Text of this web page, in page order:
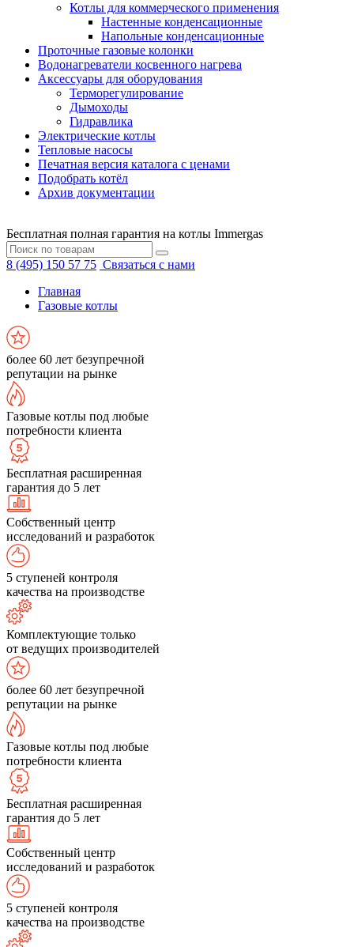
Котлы для коммерческого применения
Настенные конденсационные
Напольные конденсационные
Проточные газовые колонки
Водонагреватели косвенного нагрева
Аксессуары для оборудования
Терморегулирование
Дымоходы
Гидравлика
Электрические котлы
Тепловые насосы
Печатная версия каталога с ценами
Подобрать котёл
Архив документации
Бесплатная полная гарантия на котлы Immergas
8 (495) 150 57 75 Связаться с нами
Главная
Газовые котлы
более 60 лет безупречной
репутации на рынке
Газовые котлы под любые
потребности клиента
Бесплатная расширенная
гарантия до 5 лет
Собственный центр
исследований и разработок
5 ступеней контроля
качества на производстве
Комплектующие только
от ведущих производителей
более 60 лет безупречной
репутации на рынке
Газовые котлы под любые
потребности клиента
Бесплатная расширенная
гарантия до 5 лет
Собственный центр
исследований и разработок
5 ступеней контроля
качества на производстве